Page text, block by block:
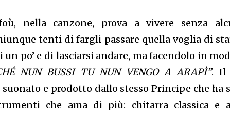
nella canzone, prova a vivere senza
tenti di fargli passare quella voglia di
po’ e di lasciarsi andare, ma facendolo in
NUN BUSSI TU NUN VENGO A ARAPÌ”. Il
e prodotto dallo stesso Principe che ha
che ama di più: chitarra classica e